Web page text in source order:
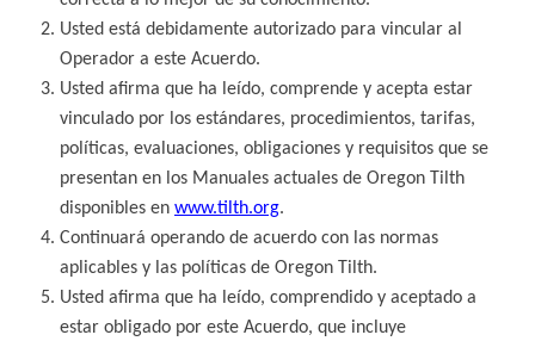
Usted está debidamente autorizado para vincular al
Operador a este Acuerdo.
Usted afirma que ha leído, comprende y acepta estar
vinculado por los estándares, procedimientos, tarifas,
políticas, evaluaciones, obligaciones y requisitos que se
presentan en los Manuales actuales de Oregon Tilth
disponibles en www.tilth.org.
Continuará operando de acuerdo con las normas
aplicables y las políticas de Oregon Tilth.
Usted afirma que ha leído, comprendido y aceptado a
estar obligado por este Acuerdo, que incluye